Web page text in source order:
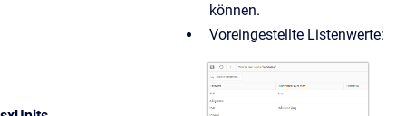
können.
Voreingestellte Listenwerte: